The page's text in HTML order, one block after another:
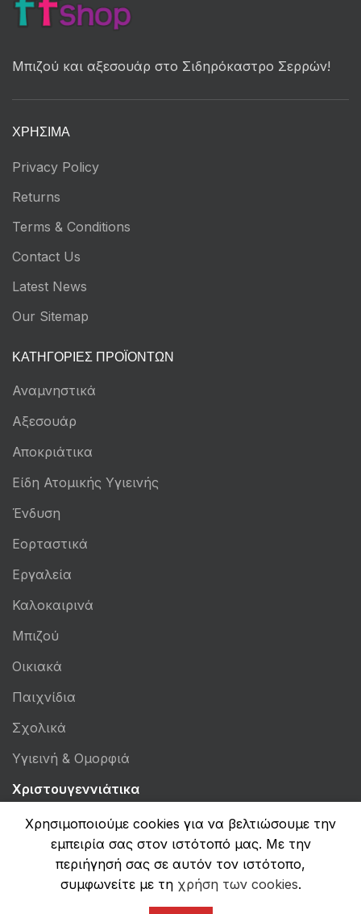
Μπιζού και αξεσουάρ στο Σιδηρόκαστρο Σερρών!
ΧΡΉΣΙΜΑ
Privacy Policy
Returns
Terms & Conditions
Contact Us
Latest News
Our Sitemap
ΚΑΤΗΓΟΡΊΕΣ ΠΡΟΪΌΝΤΩΝ
Αναμνηστικά
Αξεσουάρ
Αποκριάτικα
Είδη Ατομικής Υγιεινής
Ένδυση
Εορταστικά
Εργαλεία
Καλοκαιρινά
Μπιζού
Οικιακά
Παιχνίδια
Σχολικά
Υγιεινή & Ομορφιά
Χριστουγεννιάτικα
FOOTER MENU
Instagram profile
Χρησιμοποιούμε cookies για να βελτιώσουμε την
εμπειρία σας στον ιστότοπό μας. Με την
περιήγησή σας σε αυτόν τον ιστότοπο,
συμφωνείτε με τη χρήση των cookies.